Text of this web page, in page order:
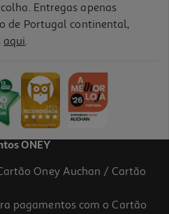
Entregas apenas
de Portugal continental,
aqui.
ONEY
Oney Auchan / Cartão
pagamentos com o Cartão